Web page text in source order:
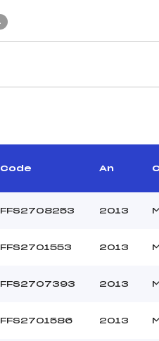
Altitude
Ouvreurs B
Code An
FFS2708253 2013
FFS2701553 2013
FFS2707393 2013
FFS2701586 2013